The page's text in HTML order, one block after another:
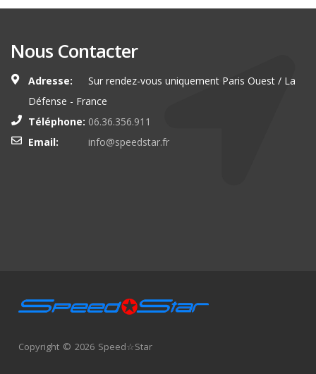
Nous Contacter
Adresse:
Sur rendez-vous uniquement Paris Ouest / La
Défense - France
Téléphone: 06.36.356.911
Email:
info@speedstar.fr
Copyright © 2026 Speed☆Star